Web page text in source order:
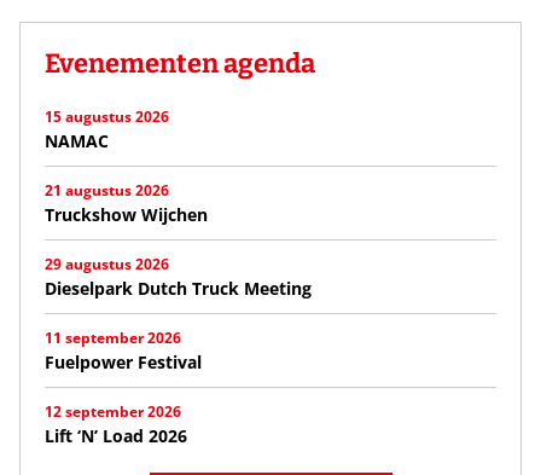
Evenementen agenda
15 augustus 2026
NAMAC
21 augustus 2026
Truckshow Wijchen
29 augustus 2026
Dieselpark Dutch Truck Meeting
11 september 2026
Fuelpower Festival
12 september 2026
Lift ‘N’ Load 2026